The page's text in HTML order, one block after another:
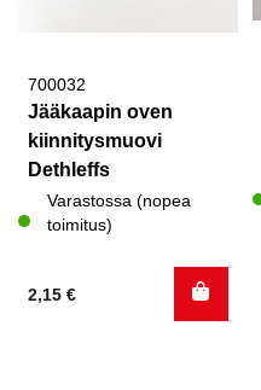
700032
Jääkaapin oven
kiinnitysmuovi
Dethleffs
Varastossa (nopea
toimitus)
2,15 €